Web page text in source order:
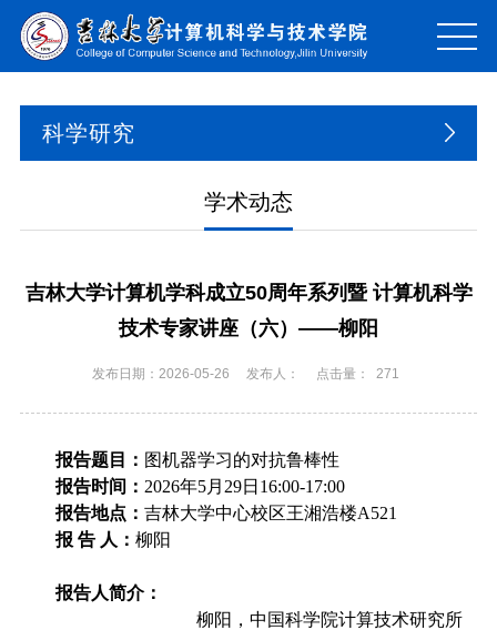
科学研究
学术动态
吉林大学计算机学科成立50周年系列暨 计算机科学
技术专家讲座（六）——柳阳
发布日期：2026-05-26 发布人： 点击量： 271
报告题目： 图机器学习的对抗鲁棒性
报告时间： 2026年5月 29日 16:00-17:00
报告地点： 吉林大学中心校区王湘浩楼A521
报 告 人： 柳阳
报告人简介：
柳阳，中国科学院计算技术研究所